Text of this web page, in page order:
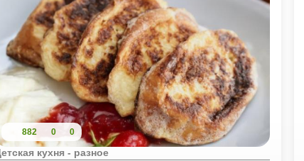
882 0 0
кухня - разное